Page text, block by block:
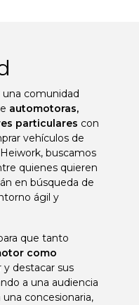
comunidad
automotoras,
particulares con
vehículos de
buscamos
quienes quieren
en búsqueda de
ágil y
que tanto
como
y destacar sus
a una audiencia
una concesionaria,